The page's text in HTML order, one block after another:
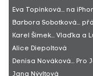
Eva Topinková... na
Barbora Sobotková...
Karel Šimek... Vlaďka a
Alice Diepoltová
Denisa Nováková... Pro
Jana Nývltová